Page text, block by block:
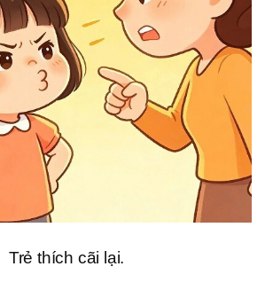
Trẻ thích cãi lại.